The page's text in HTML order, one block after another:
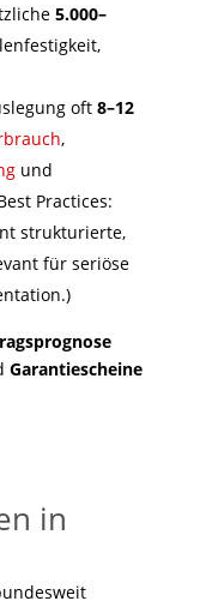
5.000–
oft 8–12
,
und
Practices:
strukturierte,
für seriöse
Garantiescheine
in